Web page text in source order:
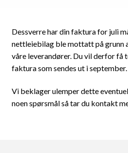
Dessverre har din faktura for juli
nettleiebilag ble mottatt på grunn
våre leverandører. Du vil derfor få
faktura som sendes ut i september.
Vi beklager ulemper dette
noen spørsmål så tar du kontakt